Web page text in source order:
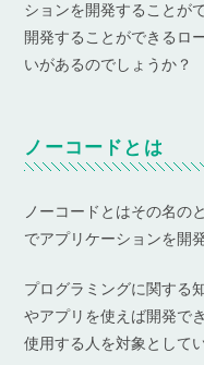
ションを開発することが
開発することができるロ
いがあるのでしょうか？
ノーコードとは
ノーコードとはその名の
でアプリケーションを開
プログラミングに関する
やアプリを使えば開発で
使用する人を対象として